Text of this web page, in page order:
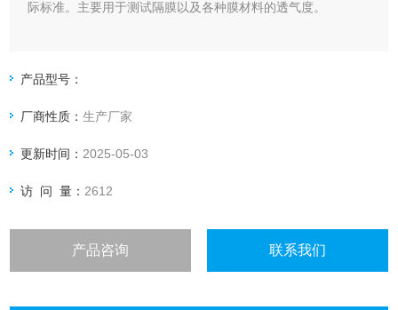
际标准。主要用于测试隔膜以及各种膜材料的透气度。
产品型号：
厂商性质：生产厂家
更新时间： 2025-05-03
访 问 量： 2612
产品咨询 联系我们